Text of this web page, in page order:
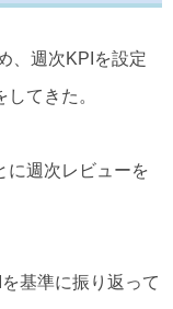
、週次KPIを設定
てきた。
に週次レビューを
基準に振り返って